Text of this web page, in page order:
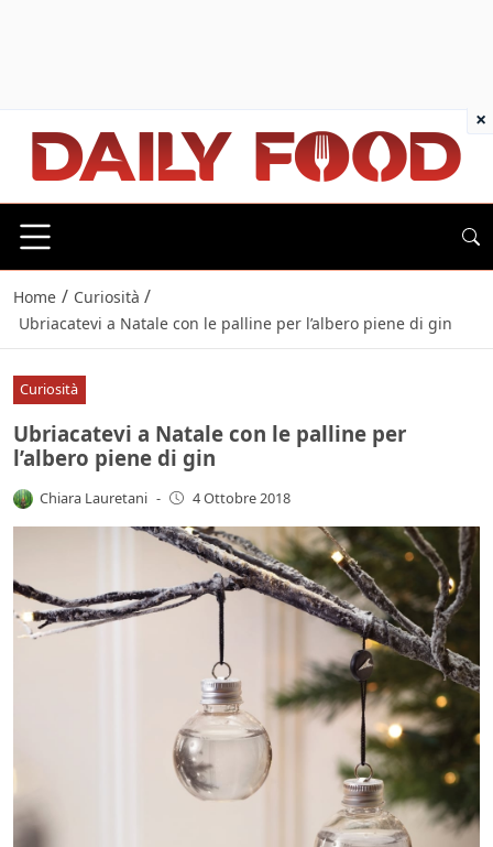
Home / Curiosità /
Ubriacatevi a Natale con le palline per l’albero piene di gin
Curiosità
Ubriacatevi a Natale con le palline per
l’albero piene di gin
Chiara Lauretani - 4 Ottobre 2018
×